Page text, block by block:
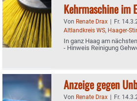
Kehrmaschine im
Von Renate Drax | Fr.
Altlandkreis WS, Haager-
In ganz Haag am
- Hinweis Reinigung
Anzeige gegen
Von Renate Drax | Fr.